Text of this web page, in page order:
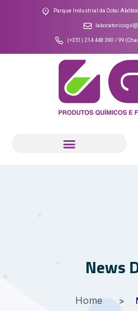
Parque Industrial da Cotai
(+351) 214 448 390 / 99
News
Home